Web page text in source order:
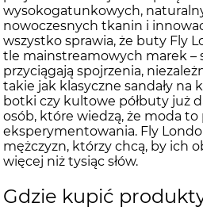
wysokogatunkowych,
nowoczesnych tkanin i
wszystko sprawia, że buty Fly
tle mainstreamowych marek –
przyciągają spojrzenia,
takie jak klasyczne sandały na
botki czy kultowe półbuty już
osób, które wiedzą, że moda
eksperymentowania. Fly
mężczyzn, którzy chcą, by ich
więcej niż tysiąc słów.
Gdzie kupić